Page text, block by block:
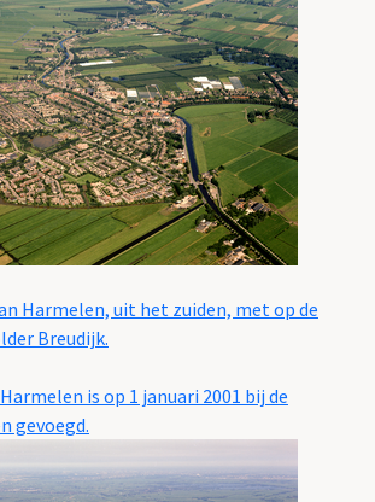
Harmelen, uit het zuiden, met op de
Breudijk.
is op 1 januari 2001 bij de
gevoegd.